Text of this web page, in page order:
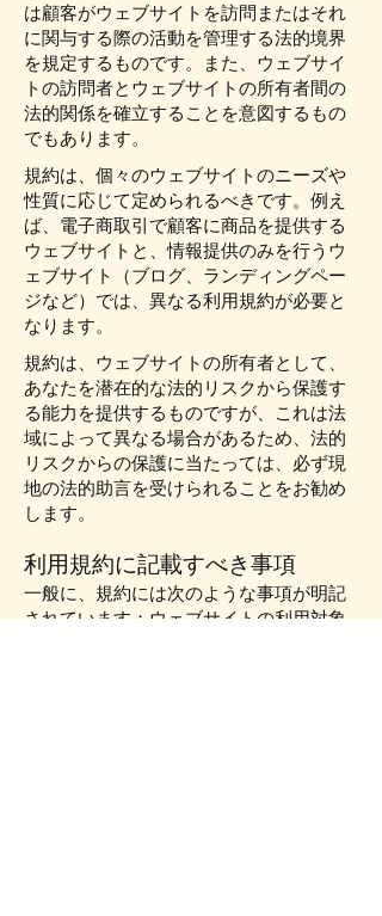
は顧客がウェブサイトを訪問またはそれ
に関与する際の活動を管理する法的境界
を規定するものです。また、ウェブサイ
トの訪問者とウェブサイトの所有者間の
法的関係を確立することを意図するもの
でもあります。
規約は、個々のウェブサイトのニーズや
性質に応じて定められるべきです。例え
ば、電子商取引で顧客に商品を提供する
ウェブサイトと、情報提供のみを行うウ
ェブサイト（ブログ、ランディングペー
ジなど）では、異なる利用規約が必要と
なります。
規約は、ウェブサイトの所有者として、
あなたを潜在的な法的リスクから保護す
る能力を提供するものですが、これは法
域によって異なる場合があるため、法的
リスクからの保護に当たっては、必ず現
地の法的助言を受けられることをお勧め
します。
利用規約に記載すべき事項
一般に、規約には次のような事項が明記
されています：ウェブサイトの利用対象